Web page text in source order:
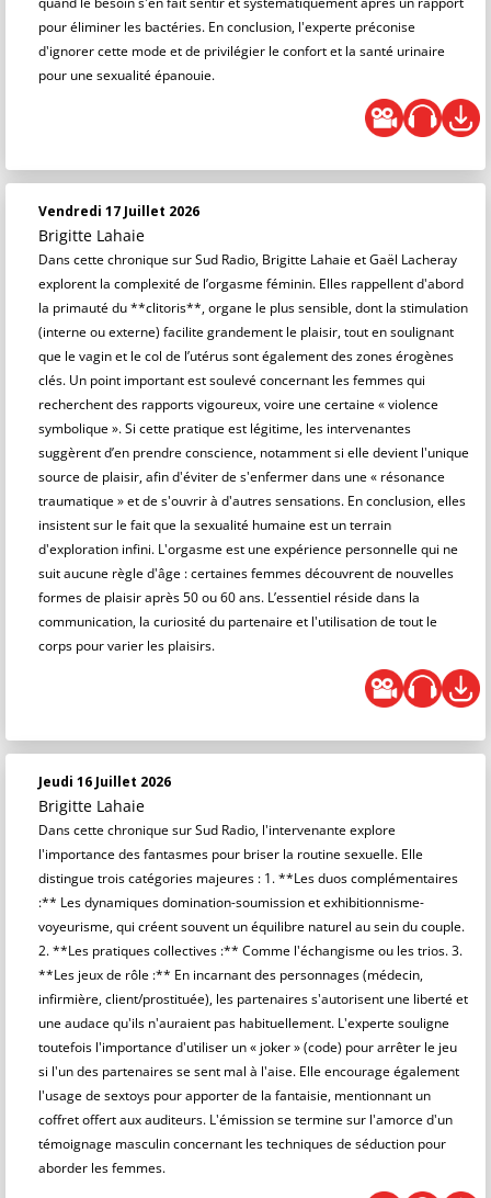
pour éliminer les bactéries. En conclusion, l'experte préconise
d'ignorer cette mode et de privilégier le confort et la santé urinaire
pour une sexualité épanouie.
Vendredi 17 Juillet 2026
Brigitte Lahaie
Dans cette chronique sur Sud Radio, Brigitte Lahaie et Gaël Lacheray
explorent la complexité de l’orgasme féminin. Elles rappellent d'abord
la primauté du **clitoris**, organe le plus sensible, dont la stimulation
(interne ou externe) facilite grandement le plaisir, tout en soulignant
que le vagin et le col de l’utérus sont également des zones érogènes
clés. Un point important est soulevé concernant les femmes qui
recherchent des rapports vigoureux, voire une certaine « violence
symbolique ». Si cette pratique est légitime, les intervenantes
suggèrent d’en prendre conscience, notamment si elle devient l'unique
source de plaisir, afin d'éviter de s'enfermer dans une « résonance
traumatique » et de s'ouvrir à d'autres sensations. En conclusion, elles
insistent sur le fait que la sexualité humaine est un terrain
d'exploration infini. L'orgasme est une expérience personnelle qui ne
suit aucune règle d'âge : certaines femmes découvrent de nouvelles
formes de plaisir après 50 ou 60 ans. L’essentiel réside dans la
communication, la curiosité du partenaire et l'utilisation de tout le
corps pour varier les plaisirs.
Jeudi 16 Juillet 2026
Brigitte Lahaie
Dans cette chronique sur Sud Radio, l'intervenante explore
l'importance des fantasmes pour briser la routine sexuelle. Elle
distingue trois catégories majeures : 1. **Les duos complémentaires
:** Les dynamiques domination-soumission et exhibitionnisme-
voyeurisme, qui créent souvent un équilibre naturel au sein du couple.
2. **Les pratiques collectives :** Comme l'échangisme ou les trios. 3.
**Les jeux de rôle :** En incarnant des personnages (médecin,
infirmière, client/prostituée), les partenaires s'autorisent une liberté et
une audace qu'ils n'auraient pas habituellement. L'experte souligne
toutefois l'importance d'utiliser un « joker » (code) pour arrêter le jeu
si l'un des partenaires se sent mal à l'aise. Elle encourage également
l'usage de sextoys pour apporter de la fantaisie, mentionnant un
coffret offert aux auditeurs. L'émission se termine sur l'amorce d'un
témoignage masculin concernant les techniques de séduction pour
aborder les femmes.